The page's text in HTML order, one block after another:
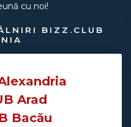
cu noi!
BIZZ.CLUB
Arad
Bacău